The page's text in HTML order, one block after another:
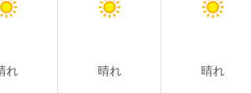
れ 晴れ 晴れ